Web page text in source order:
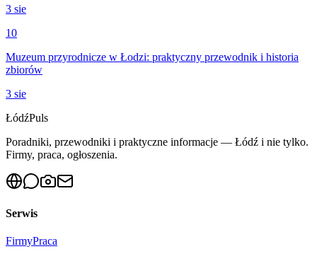
3 sie
10
Muzeum przyrodnicze w Łodzi: praktyczny przewodnik i historia
zbiorów
3 sie
ŁódźPuls
Poradniki, przewodniki i praktyczne informacje — Łódź i nie tylko.
Firmy, praca, ogłoszenia.
Serwis
FirmyPraca